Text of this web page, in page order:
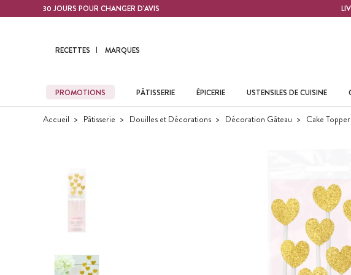
Contenu principal30 JOURS POUR CHANGER D'AVIS
RECETTES MARQUES
PROMOTIONS PÂTISSERIE ÉPICERIE USTENSILES DE CUISINE
Accueil Pâtisserie Douilles et Décorations Décoration Gâteau Cake Topper